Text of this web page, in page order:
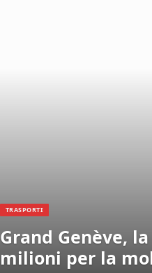
TRASPORTI
Grand Genève,
milioni per la